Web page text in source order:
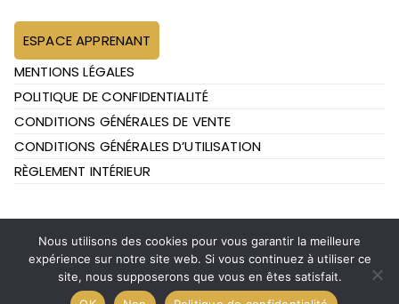
ESPACE APPRENANT
MENTIONS LÉGALES
POLITIQUE DE CONFIDENTIALITÉ
CONDITIONS GÉNÉRALES DE VENTE
CONDITIONS GÉNÉRALES D’UTILISATION
RÈGLEMENT INTÉRIEUR
Copyright © FOOD'N CO LEARNING | Designed by
FlashKode
Nous utilisons des cookies pour vous garantir la meilleure
expérience sur notre site web. Si vous continuez à utiliser ce
site, nous supposerons que vous en êtes satisfait.